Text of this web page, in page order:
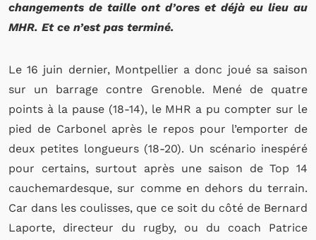
changements de taille ont d’ores et déjà eu lieu au
MHR. Et ce n’est pas terminé.
Le 16 juin dernier, Montpellier a donc joué sa saison
sur un barrage contre Grenoble. Mené de quatre
points à la pause (18-14), le MHR a pu compter sur le
pied de Carbonel après le repos pour l’emporter de
deux petites longueurs (18-20). Un scénario inespéré
pour certains, surtout après une saison de Top 14
cauchemardesque, sur comme en dehors du terrain.
Car dans les coulisses, que ce soit du côté de Bernard
Laporte, directeur du rugby, ou du coach Patrice